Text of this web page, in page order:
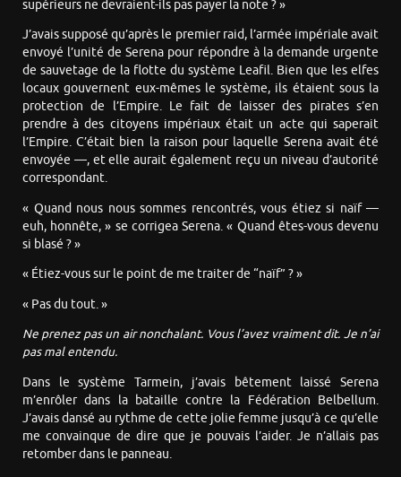
supérieurs ne devraient-ils pas payer la note ? »
J’avais supposé qu’après le premier raid, l’armée impériale avait
envoyé l’unité de Serena pour répondre à la demande urgente
de sauvetage de la flotte du système Leafil. Bien que les elfes
locaux gouvernent eux-mêmes le système, ils étaient sous la
protection de l’Empire. Le fait de laisser des pirates s’en
prendre à des citoyens impériaux était un acte qui saperait
l’Empire. C’était bien la raison pour laquelle Serena avait été
envoyée —, et elle aurait également reçu un niveau d’autorité
correspondant.
« Quand nous nous sommes rencontrés, vous étiez si naïf —
euh, honnête, » se corrigea Serena. « Quand êtes-vous devenu
si blasé ? »
« Étiez-vous sur le point de me traiter de “naïf” ? »
« Pas du tout. »
Ne prenez pas un air nonchalant. Vous l’avez vraiment dit. Je n’ai
pas mal entendu.
Dans le système Tarmein, j’avais bêtement laissé Serena
m’enrôler dans la bataille contre la Fédération Belbellum.
J’avais dansé au rythme de cette jolie femme jusqu’à ce qu’elle
me convainque de dire que je pouvais l’aider. Je n’allais pas
retomber dans le panneau.